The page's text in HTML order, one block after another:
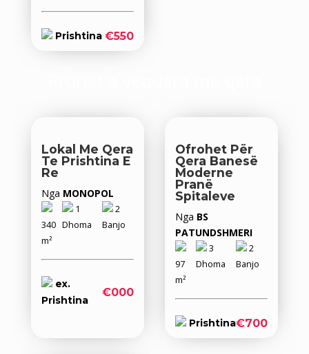
Prishtina €550
Lokal Me Qera
Te Prishtina E
Re
Nga MONOPOL
340
m²
1
Dhoma
2
Banjo
ex.
Prishtina
€000
Ofrohet Për
Qera Banesë
Moderne
Pranë
Spitaleve
Nga BS
PATUNDSHMERI
97
m²
3
Dhoma
2
Banjo
Prishtina€700